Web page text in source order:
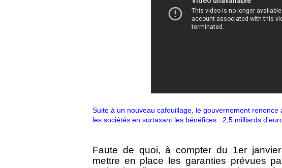
Suite à un nouveau cafouillage, le gouvernement
les sociétés en surtaxant les bénéfices : 2,5 milliards
Faute de quoi, à compter du 1er
mettre en place les garanties prévues